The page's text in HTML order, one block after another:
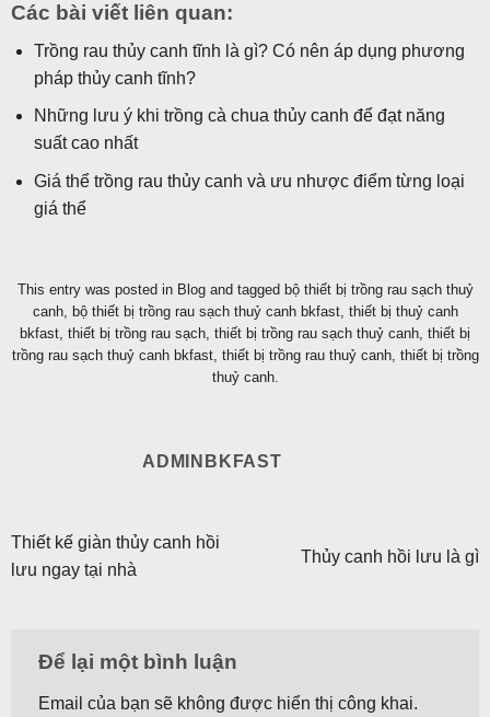
Các bài viết liên quan:
Trồng rau thủy canh tĩnh là gì? Có nên áp dụng phương
pháp thủy canh tĩnh?
Những lưu ý khi trồng cà chua thủy canh để đạt năng
suất cao nhất
Giá thể trồng rau thủy canh và ưu nhược điểm từng loại
giá thể
This entry was posted in Blogand tagged bộ thiết bị trồng rau sạch thuỷ
canh, bộ thiết bị trồng rau sạch thuỷ canh bkfast, thiết bị thuỷ canh
bkfast, thiết bị trồng rau sạch, thiết bị trồng rau sạch thuỷ canh, thiết bị
trồng rau sạch thuỷ canh bkfast, thiết bị trồng rau thuỷ canh, thiết bị trồng
thuỷ canh.
ADMINBKFAST
Thiết kế giàn thủy canh hồi
lưu ngay tại nhà
Thủy canh hồi lưu là gì
Để lại một bình luận
Email của bạn sẽ không được hiển thị công khai.